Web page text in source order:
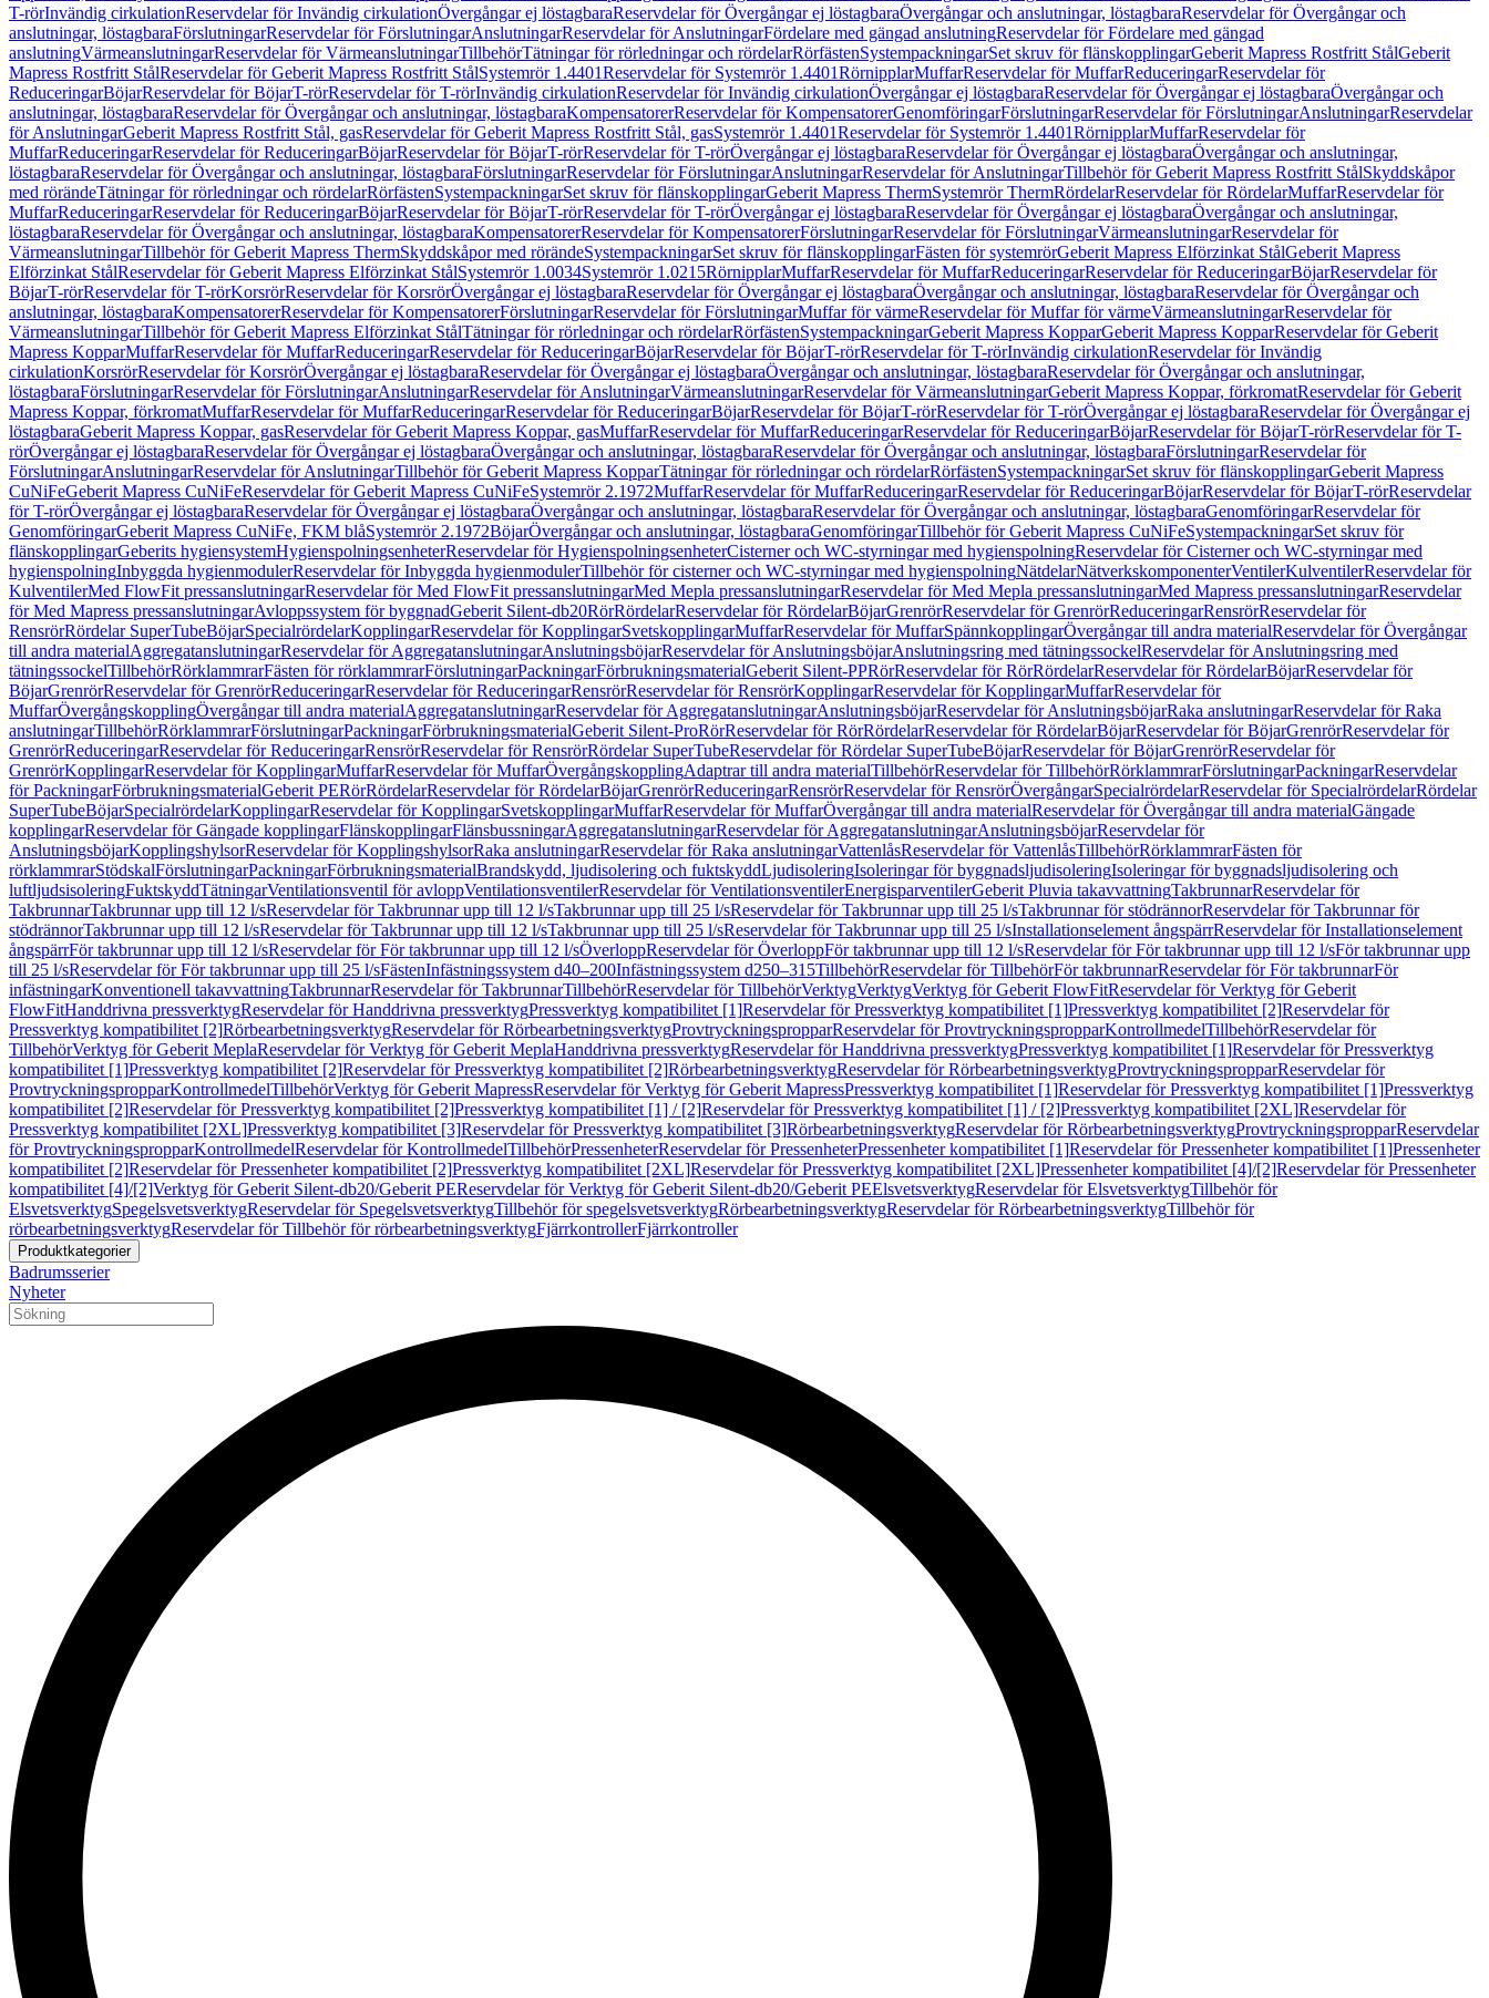
T-rörInvändig cirkulationReservdelar för Invändig cirkulationÖvergångar ej löstagbaraReservdelar för Övergångar ej löstagbaraÖvergångar och anslutningar, löstagbaraReservdelar för Övergångar och
anslutningar, löstagbaraFörslutningarReservdelar för FörslutningarAnslutningarReservdelar för AnslutningarFördelare med gängad anslutningReservdelar för Fördelare med gängad
anslutningVärmeanslutningarReservdelar för VärmeanslutningarTillbehörTätningar för rörledningar och rördelarRörfästenSystempackningarSet skruv för flänskopplingarGeberit Mapress Rostfritt StålGeberit
Mapress Rostfritt StålReservdelar för Geberit Mapress Rostfritt StålSystemrör 1.4401Reservdelar för Systemrör 1.4401RörnipplarMuffarReservdelar för MuffarReduceringarReservdelar för
ReduceringarBöjarReservdelar för BöjarT-rörReservdelar för T-rörInvändig cirkulationReservdelar för Invändig cirkulationÖvergångar ej löstagbaraReservdelar för Övergångar ej löstagbaraÖvergångar och
anslutningar, löstagbaraReservdelar för Övergångar och anslutningar, löstagbaraKompensatorerReservdelar för KompensatorerGenomföringarFörslutningarReservdelar för FörslutningarAnslutningarReservdelar
för AnslutningarGeberit Mapress Rostfritt Stål, gasReservdelar för Geberit Mapress Rostfritt Stål, gasSystemrör 1.4401Reservdelar för Systemrör 1.4401RörnipplarMuffarReservdelar för
MuffarReduceringarReservdelar för ReduceringarBöjarReservdelar för BöjarT-rörReservdelar för T-rörÖvergångar ej löstagbaraReservdelar för Övergångar ej löstagbaraÖvergångar och anslutningar,
löstagbaraReservdelar för Övergångar och anslutningar, löstagbaraFörslutningarReservdelar för FörslutningarAnslutningarReservdelar för AnslutningarTillbehör för Geberit Mapress Rostfritt StålSkyddskåpor
med rörändeTätningar för rörledningar och rördelarRörfästenSystempackningarSet skruv för flänskopplingarGeberit Mapress ThermSystemrör ThermRördelarReservdelar för RördelarMuffarReservdelar för
MuffarReduceringarReservdelar för ReduceringarBöjarReservdelar för BöjarT-rörReservdelar för T-rörÖvergångar ej löstagbaraReservdelar för Övergångar ej löstagbaraÖvergångar och anslutningar,
löstagbaraReservdelar för Övergångar och anslutningar, löstagbaraKompensatorerReservdelar för KompensatorerFörslutningarReservdelar för FörslutningarVärmeanslutningarReservdelar för
VärmeanslutningarTillbehör för Geberit Mapress ThermSkyddskåpor med rörändeSystempackningarSet skruv för flänskopplingarFästen för systemrörGeberit Mapress Elförzinkat StålGeberit Mapress
Elförzinkat StålReservdelar för Geberit Mapress Elförzinkat StålSystemrör 1.0034Systemrör 1.0215RörnipplarMuffarReservdelar för MuffarReduceringarReservdelar för ReduceringarBöjarReservdelar för
BöjarT-rörReservdelar för T-rörKorsrörReservdelar för KorsrörÖvergångar ej löstagbaraReservdelar för Övergångar ej löstagbaraÖvergångar och anslutningar, löstagbaraReservdelar för Övergångar och
anslutningar, löstagbaraKompensatorerReservdelar för KompensatorerFörslutningarReservdelar för FörslutningarMuffar för värmeReservdelar för Muffar för värmeVärmeanslutningarReservdelar för
VärmeanslutningarTillbehör för Geberit Mapress Elförzinkat StålTätningar för rörledningar och rördelarRörfästenSystempackningarGeberit Mapress KopparGeberit Mapress KopparReservdelar för Geberit
Mapress KopparMuffarReservdelar för MuffarReduceringarReservdelar för ReduceringarBöjarReservdelar för BöjarT-rörReservdelar för T-rörInvändig cirkulationReservdelar för Invändig
cirkulationKorsrörReservdelar för KorsrörÖvergångar ej löstagbaraReservdelar för Övergångar ej löstagbaraÖvergångar och anslutningar, löstagbaraReservdelar för Övergångar och anslutningar,
löstagbaraFörslutningarReservdelar för FörslutningarAnslutningarReservdelar för AnslutningarVärmeanslutningarReservdelar för VärmeanslutningarGeberit Mapress Koppar, förkromatReservdelar för Geberit
Mapress Koppar, förkromatMuffarReservdelar för MuffarReduceringarReservdelar för ReduceringarBöjarReservdelar för BöjarT-rörReservdelar för T-rörÖvergångar ej löstagbaraReservdelar för Övergångar ej
löstagbaraGeberit Mapress Koppar, gasReservdelar för Geberit Mapress Koppar, gasMuffarReservdelar för MuffarReduceringarReservdelar för ReduceringarBöjarReservdelar för BöjarT-rörReservdelar för T-
rörÖvergångar ej löstagbaraReservdelar för Övergångar ej löstagbaraÖvergångar och anslutningar, löstagbaraReservdelar för Övergångar och anslutningar, löstagbaraFörslutningarReservdelar för
FörslutningarAnslutningarReservdelar för AnslutningarTillbehör för Geberit Mapress KopparTätningar för rörledningar och rördelarRörfästenSystempackningarSet skruv för flänskopplingarGeberit Mapress
CuNiFeGeberit Mapress CuNiFeReservdelar för Geberit Mapress CuNiFeSystemrör 2.1972MuffarReservdelar för MuffarReduceringarReservdelar för ReduceringarBöjarReservdelar för BöjarT-rörReservdelar
för T-rörÖvergångar ej löstagbaraReservdelar för Övergångar ej löstagbaraÖvergångar och anslutningar, löstagbaraReservdelar för Övergångar och anslutningar, löstagbaraGenomföringarReservdelar för
GenomföringarGeberit Mapress CuNiFe, FKM blåSystemrör 2.1972BöjarÖvergångar och anslutningar, löstagbaraGenomföringarTillbehör för Geberit Mapress CuNiFeSystempackningarSet skruv för
flänskopplingarGeberits hygiensystemHygienspolningsenheterReservdelar för HygienspolningsenheterCisterner och WC-styrningar med hygienspolningReservdelar för Cisterner och WC-styrningar med
hygienspolningInbyggda hygienmodulerReservdelar för Inbyggda hygienmodulerTillbehör för cisterner och WC-styrningar med hygienspolningNätdelarNätverkskomponenterVentilerKulventilerReservdelar för
KulventilerMed FlowFit pressanslutningarReservdelar för Med FlowFit pressanslutningarMed Mepla pressanslutningarReservdelar för Med Mepla pressanslutningarMed Mapress pressanslutningarReservdelar
för Med Mapress pressanslutningarAvloppssystem för byggnadGeberit Silent-db20RörRördelarReservdelar för RördelarBöjarGrenrörReservdelar för GrenrörReduceringarRensrörReservdelar för
RensrörRördelar SuperTubeBöjarSpecialrördelarKopplingarReservdelar för KopplingarSvetskopplingarMuffarReservdelar för MuffarSpännkopplingarÖvergångar till andra materialReservdelar för Övergångar
till andra materialAggregatanslutningarReservdelar för AggregatanslutningarAnslutningsböjarReservdelar för AnslutningsböjarAnslutningsring med tätningssockelReservdelar för Anslutningsring med
tätningssockelTillbehörRörklammrarFästen för rörklammrarFörslutningarPackningarFörbrukningsmaterialGeberit Silent-PPRörReservdelar för RörRördelarReservdelar för RördelarBöjarReservdelar för
BöjarGrenrörReservdelar för GrenrörReduceringarReservdelar för ReduceringarRensrörReservdelar för RensrörKopplingarReservdelar för KopplingarMuffarReservdelar för
MuffarÖvergångskopplingÖvergångar till andra materialAggregatanslutningarReservdelar för AggregatanslutningarAnslutningsböjarReservdelar för AnslutningsböjarRaka anslutningarReservdelar för Raka
anslutningarTillbehörRörklammrarFörslutningarPackningarFörbrukningsmaterialGeberit Silent-ProRörReservdelar för RörRördelarReservdelar för RördelarBöjarReservdelar för BöjarGrenrörReservdelar för
GrenrörReduceringarReservdelar för ReduceringarRensrörReservdelar för RensrörRördelar SuperTubeReservdelar för Rördelar SuperTubeBöjarReservdelar för BöjarGrenrörReservdelar för
GrenrörKopplingarReservdelar för KopplingarMuffarReservdelar för MuffarÖvergångskopplingAdaptrar till andra materialTillbehörReservdelar för TillbehörRörklammrarFörslutningarPackningarReservdelar
för PackningarFörbrukningsmaterialGeberit PERörRördelarReservdelar för RördelarBöjarGrenrörReduceringarRensrörReservdelar för RensrörÖvergångarSpecialrördelarReservdelar för SpecialrördelarRördelar
SuperTubeBöjarSpecialrördelarKopplingarReservdelar för KopplingarSvetskopplingarMuffarReservdelar för MuffarÖvergångar till andra materialReservdelar för Övergångar till andra materialGängade
kopplingarReservdelar för Gängade kopplingarFlänskopplingarFlänsbussningarAggregatanslutningarReservdelar för AggregatanslutningarAnslutningsböjarReservdelar för
AnslutningsböjarKopplingshylsorReservdelar för KopplingshylsorRaka anslutningarReservdelar för Raka anslutningarVattenlåsReservdelar för VattenlåsTillbehörRörklammrarFästen för
rörklammrarStödskalFörslutningarPackningarFörbrukningsmaterialBrandskydd, ljudisolering och fuktskyddLjudisoleringIsoleringar för byggnadsljudisoleringIsoleringar för byggnadsljudisolering och
luftljudsisoleringFuktskyddTätningarVentilationsventil för avloppVentilationsventilerReservdelar för VentilationsventilerEnergisparventilerGeberit Pluvia takavvattningTakbrunnarReservdelar för
TakbrunnarTakbrunnar upp till 12 l/sReservdelar för Takbrunnar upp till 12 l/sTakbrunnar upp till 25 l/sReservdelar för Takbrunnar upp till 25 l/sTakbrunnar för stödrännorReservdelar för Takbrunnar för
stödrännorTakbrunnar upp till 12 l/sReservdelar för Takbrunnar upp till 12 l/sTakbrunnar upp till 25 l/sReservdelar för Takbrunnar upp till 25 l/sInstallationselement ångspärrReservdelar för Installationselement
ångspärrFör takbrunnar upp till 12 l/sReservdelar för För takbrunnar upp till 12 l/sÖverloppReservdelar för ÖverloppFör takbrunnar upp till 12 l/sReservdelar för För takbrunnar upp till 12 l/sFör takbrunnar upp
till 25 l/sReservdelar för För takbrunnar upp till 25 l/sFästenInfästningssystem d40–200Infästningssystem d250–315TillbehörReservdelar för TillbehörFör takbrunnarReservdelar för För takbrunnarFör
infästningarKonventionell takavvattningTakbrunnarReservdelar för TakbrunnarTillbehörReservdelar för TillbehörVerktygVerktygVerktyg för Geberit FlowFitReservdelar för Verktyg för Geberit
FlowFitHanddrivna pressverktygReservdelar för Handdrivna pressverktygPressverktyg kompatibilitet [1]Reservdelar för Pressverktyg kompatibilitet [1]Pressverktyg kompatibilitet [2]Reservdelar för
Pressverktyg kompatibilitet [2]RörbearbetningsverktygReservdelar för RörbearbetningsverktygProvtryckningspropparReservdelar för ProvtryckningspropparKontrollmedelTillbehörReservdelar för
TillbehörVerktyg för Geberit MeplaReservdelar för Verktyg för Geberit MeplaHanddrivna pressverktygReservdelar för Handdrivna pressverktygPressverktyg kompatibilitet [1]Reservdelar för Pressverktyg
kompatibilitet [1]Pressverktyg kompatibilitet [2]Reservdelar för Pressverktyg kompatibilitet [2]RörbearbetningsverktygReservdelar för RörbearbetningsverktygProvtryckningspropparReservdelar för
ProvtryckningspropparKontrollmedelTillbehörVerktyg för Geberit MapressReservdelar för Verktyg för Geberit MapressPressverktyg kompatibilitet [1]Reservdelar för Pressverktyg kompatibilitet [1]Pressverktyg
kompatibilitet [2]Reservdelar för Pressverktyg kompatibilitet [2]Pressverktyg kompatibilitet [1] / [2]Reservdelar för Pressverktyg kompatibilitet [1] / [2]Pressverktyg kompatibilitet [2XL]Reservdelar för
Pressverktyg kompatibilitet [2XL]Pressverktyg kompatibilitet [3]Reservdelar för Pressverktyg kompatibilitet [3]RörbearbetningsverktygReservdelar för RörbearbetningsverktygProvtryckningspropparReservdelar
för ProvtryckningspropparKontrollmedelReservdelar för KontrollmedelTillbehörPressenheterReservdelar för PressenheterPressenheter kompatibilitet [1]Reservdelar för Pressenheter kompatibilitet [1]Pressenheter
kompatibilitet [2]Reservdelar för Pressenheter kompatibilitet [2]Pressverktyg kompatibilitet [2XL]Reservdelar för Pressverktyg kompatibilitet [2XL]Pressenheter kompatibilitet [4]/[2]Reservdelar för Pressenheter
kompatibilitet [4]/[2]Verktyg för Geberit Silent-db20/Geberit PEReservdelar för Verktyg för Geberit Silent-db20/Geberit PEElsvetsverktygReservdelar för ElsvetsverktygTillbehör för
ElsvetsverktygSpegelsvetsverktygReservdelar för SpegelsvetsverktygTillbehör för spegelsvetsverktygRörbearbetningsverktygReservdelar för RörbearbetningsverktygTillbehör för
rörbearbetningsverktygReservdelar för Tillbehör för rörbearbetningsverktygFjärrkontrollerFjärrkontroller
Produktkategorier
Badrumsserier
Nyheter